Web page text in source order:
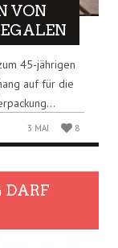
VON
45-jährigen
auf für die
3 MAI 8
DARF